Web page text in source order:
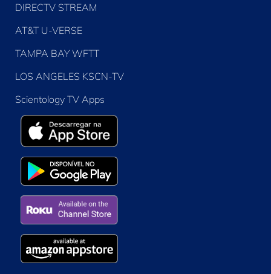
DIRECTV STREAM
AT&T U-VERSE
TAMPA BAY WFTT
LOS ANGELES KSCN-TV
Scientology TV Apps